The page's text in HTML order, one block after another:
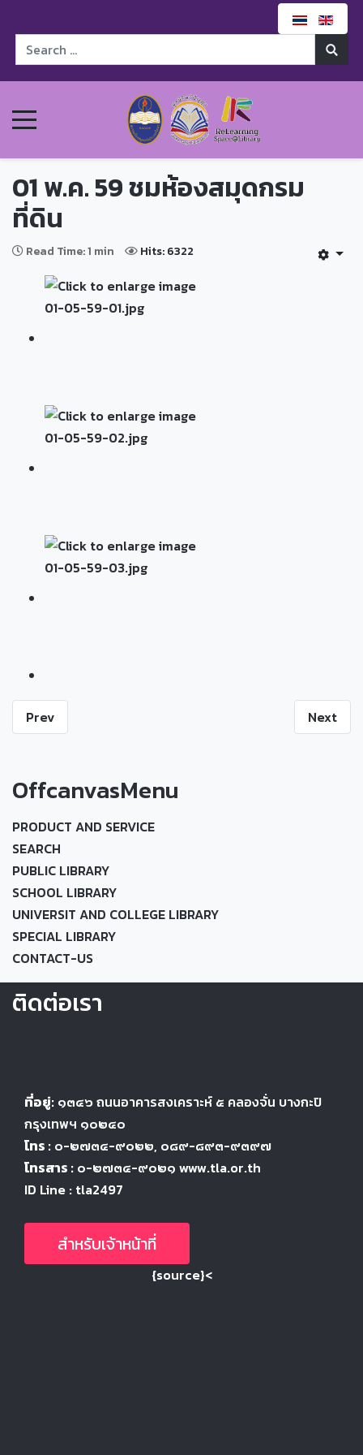
01 พ.ค. 59 ชมห้องสมุดกรม
ที่ดิน
Read Time: 1 min Hits: 6322
Prev Next
OffcanvasMenu
PRODUCT AND SERVICE
SEARCH
PUBLIC LIBRARY
SCHOOL LIBRARY
UNIVERSIT AND COLLEGE LIBRARY
SPECIAL LIBRARY
CONTACT-US
ติดต่อเรา
ที่อยู่: ๑๓๔๖ ถนนอาคารสงเคราะห์ ๕ คลองจั่น บางกะปิ
กรุงเทพฯ ๑๐๒๔๐
โทร : ๐-๒๗๓๔-๙๐๒๒, ๐๘๙-๘๙๓-๙๓๙๗
โทรสาร : ๐-๒๗๓๔-๙๐๒๑ www.tla.or.th
ID Line : tla2497
สำหรับเจ้าหน้าที่
{source}<